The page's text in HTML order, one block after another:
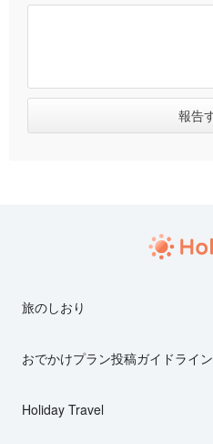
旅のしおり
おでかけプラン投稿ガイドライン
Holiday Travel